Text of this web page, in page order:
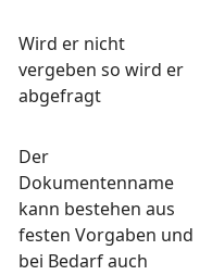
Wird er nicht
vergeben so wird er
abgefragt
Der
Dokumentenname
kann bestehen aus
festen Vorgaben und
bei Bedarf auch